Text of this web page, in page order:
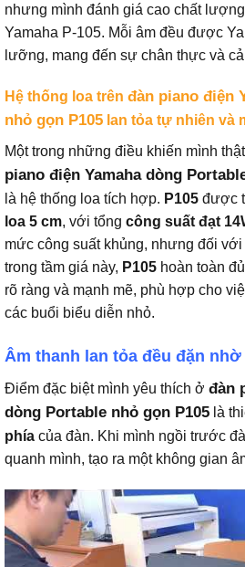
nhưng mình đánh giá cao chất
Yamaha P-105. Mỗi âm đều được
lưỡng, mang đến sự chân thực và
Hệ thống loa trên đàn piano điện
nhỏ gọn P105 lan tỏa tự nhiên và
Một trong những điều khiến mình
piano điện Yamaha dòng
là hệ thống loa tích hợp. P105 được
loa 5 cm, với tổng công suất đạt
mức công suất khủng, nhưng đối
trong tầm giá này, P105 hoàn toàn
rõ ràng và mạnh mẽ, phù hợp cho
các buổi biểu diễn nhỏ.
Âm thanh lan tỏa đều đặn
Điểm đặc biệt mình yêu thích ở đàn
dòng Portable nhỏ gọn P105 là
phía của đàn. Khi mình ngồi trước
quanh mình, tạo ra một không gian